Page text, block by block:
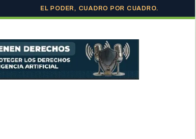
EL PODER, CUADRO POR CUADRO.